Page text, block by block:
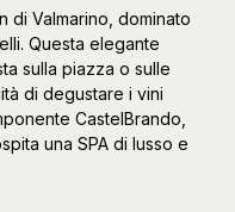
di Valmarino, dominato
Questa elegante
sulla piazza o sulle
di degustare i vini
CastelBrando,
una SPA di lusso e